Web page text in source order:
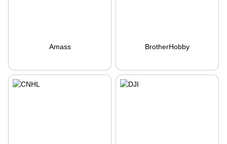
Amass BrotherHobby